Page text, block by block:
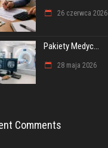
26 czerwca 2026
Pakiety Medyc...
28 maja 2026
Comments